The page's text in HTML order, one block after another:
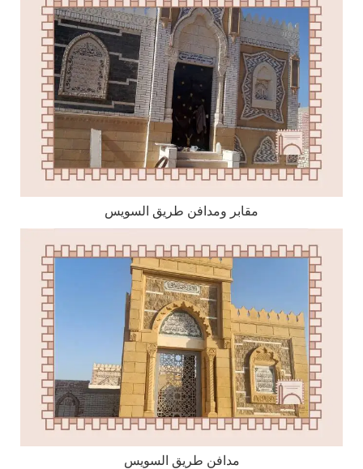
مقابر ومدافن طريق السويس
مدافن طريق السويس